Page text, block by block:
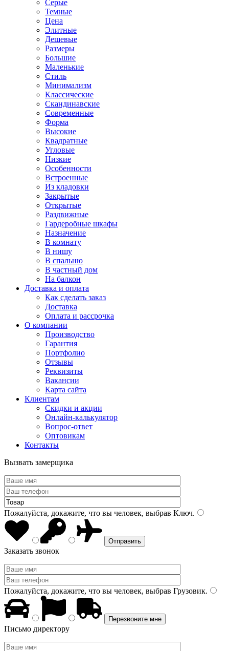
Серые
Темные
Цена
Элитные
Дешевые
Размеры
Большие
Маленькие
Стиль
Минимализм
Классические
Скандинавские
Современные
Форма
Высокие
Квадратные
Угловые
Низкие
Особенности
Встроенные
Из кладовки
Закрытые
Открытые
Раздвижные
Гардеробные шкафы
Назначение
В комнату
В нишу
В спальню
В частный дом
На балкон
Доставка и оплата
Как сделать заказ
Доставка
Оплата и рассрочка
О компании
Производство
Гарантия
Портфолио
Отзывы
Реквизиты
Вакансии
Карта сайта
Клиентам
Скидки и акции
Онлайн-калькулятор
Вопрос-ответ
Оптовикам
Контакты
Вызвать замерщика
Пожалуйста, докажите, что вы человек, выбрав Ключ.
Заказать звонок
Пожалуйста, докажите, что вы человек, выбрав Грузовик.
Письмо директору